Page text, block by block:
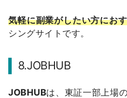
気軽に副業がしたい方にお
シングサイトです。
8.JOBHUB
JOBHUBは、東証一部上場